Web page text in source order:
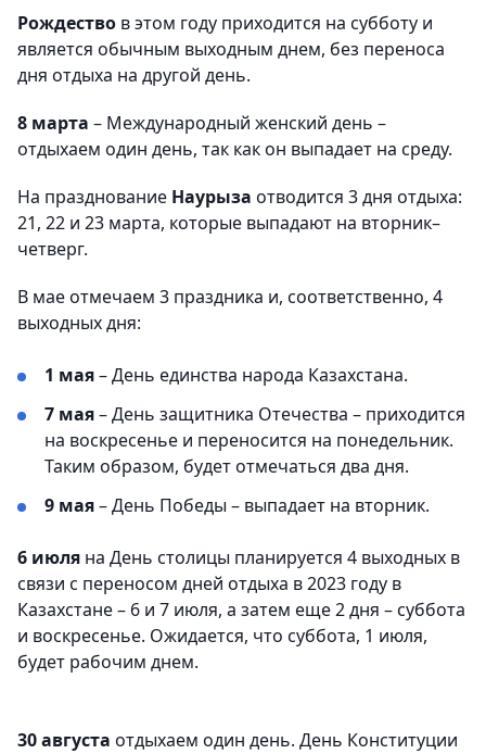
Рождество в этом году приходится на субботу и
является обычным выходным днем, без переноса
дня отдыха на другой день.
8 марта – Международный женский день –
отдыхаем один день, так как он выпадает на среду.
На празднование Наурыза отводится 3 дня отдыха:
21, 22 и 23 марта, которые выпадают на вторник–
четверг.
В мае отмечаем 3 праздника и, соответственно, 4
выходных дня:
1 мая– День единства народа Казахстана.
7 мая– День защитника Отечества – приходится
на воскресенье и переносится на понедельник.
Таким образом, будет отмечаться два дня.
9 мая– День Победы – выпадает на вторник.
6 июля на День столицы планируется 4 выходных в
связи с переносом дней отдыха в 2023 году в
Казахстане – 6 и 7 июля, а затем еще 2 дня – суббота
и воскресенье. Ожидается, что суббота, 1 июля,
будет рабочим днем.
30 августа отдыхаем один день. День Конституции